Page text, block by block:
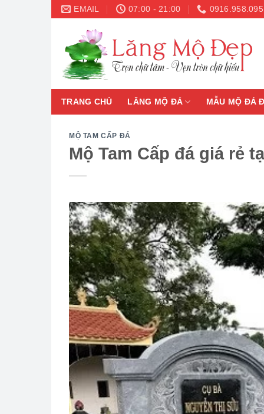
Skip
content
EMAIL 07:00 - 21:00 0916.958.095
TRANG CHỦ LĂNG MỘ ĐÁ MẪU MỘ ĐÁ
MỘ TAM CẤP ĐÁ
Mộ Tam Cấp đá giá rẻ